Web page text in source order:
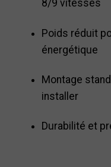
8/9 vitesses
Poids réduit
énergétique
Montage
installer
Durabilité et